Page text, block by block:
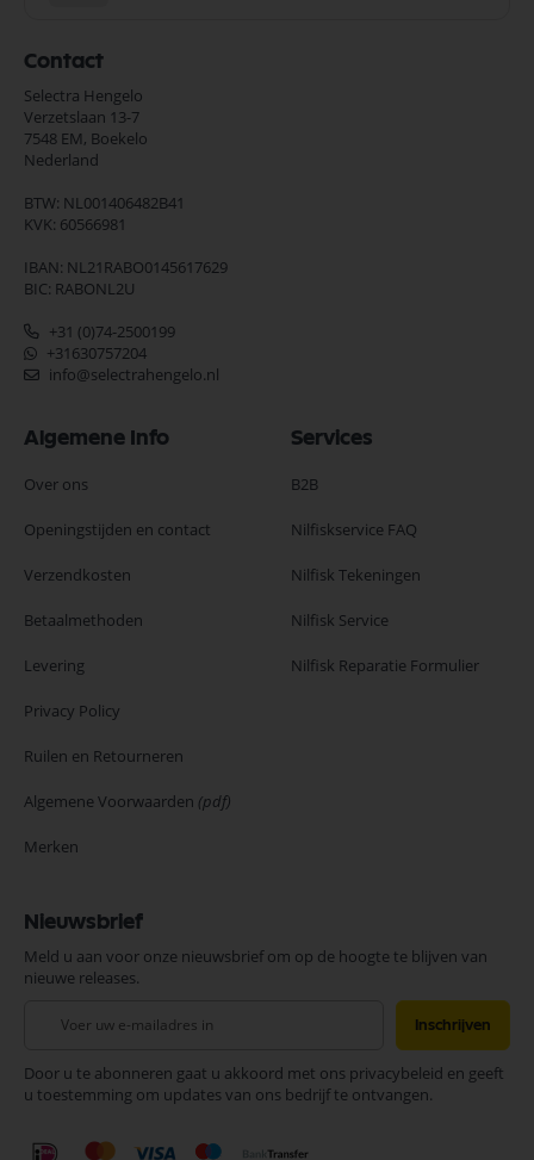
Contact
Selectra Hengelo
Verzetslaan 13-7
7548 EM, Boekelo
Nederland
BTW: NL001406482B41
KVK: 60566981
IBAN: NL21RABO0145617629
BIC: RABONL2U
+31 (0)74-2500199
+31630757204
info@selectrahengelo.nl
Algemene Info
Over ons
Openingstijden en contact
Verzendkosten
Betaalmethoden
Levering
Privacy Policy
Ruilen en Retourneren
Algemene Voorwaarden (pdf)
Merken
Services
B2B
Nilfiskservice FAQ
Nilfisk Tekeningen
Nilfisk Service
Nilfisk Reparatie Formulier
Nieuwsbrief
Meld u aan voor onze nieuwsbrief om op de hoogte te blijven van
nieuwe releases.
onze
nieuwsbrief
Inschrijven
Door u te abonneren gaat u akkoord met ons privacybeleid en geeft
u toestemming om updates van ons bedrijf te ontvangen.